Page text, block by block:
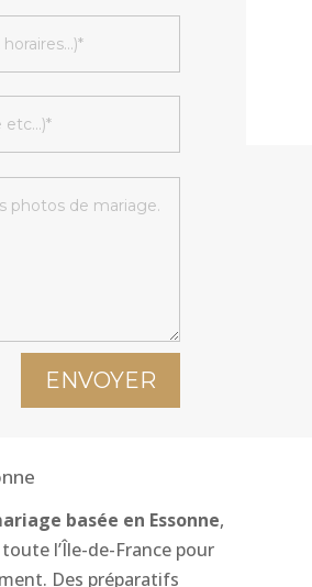
ENVOYER
basée en Essonne,
l’Île-de-France pour
Des préparatifs